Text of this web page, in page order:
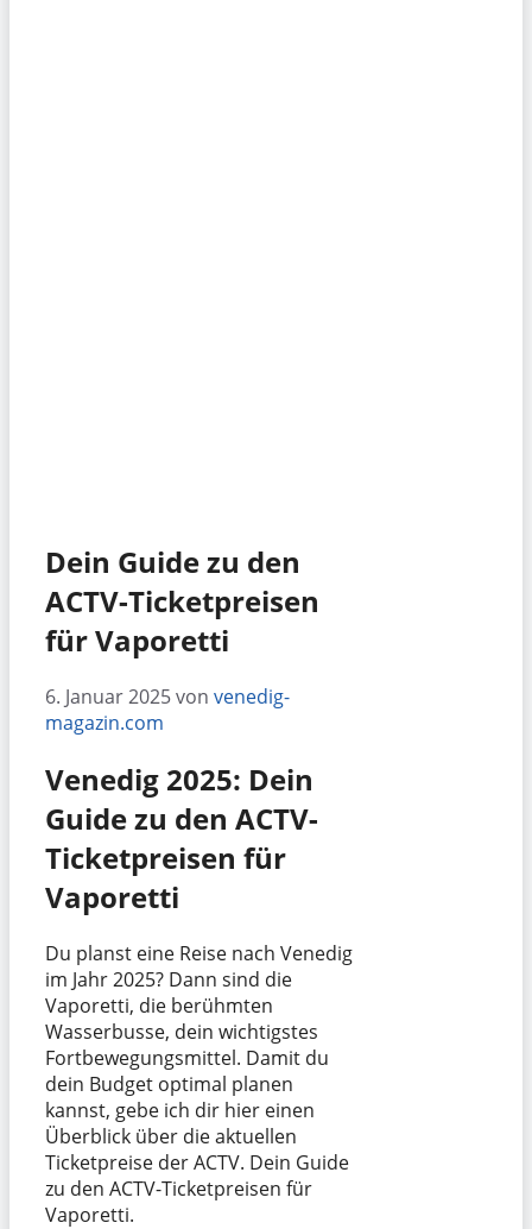
Dein Guide zu den
ACTV-Ticketpreisen
für Vaporetti
6. Januar 2025von venedig-
magazin.com
Venedig 2025: Dein
Guide zu den ACTV-
Ticketpreisen für
Vaporetti
Du planst eine Reise nach Venedig
im Jahr 2025? Dann sind die
Vaporetti, die berühmten
Wasserbusse, dein wichtigstes
Fortbewegungsmittel. Damit du
dein Budget optimal planen
kannst, gebe ich dir hier einen
Überblick über die aktuellen
Ticketpreise der ACTV. Dein Guide
zu den ACTV-Ticketpreisen für
Vaporetti.